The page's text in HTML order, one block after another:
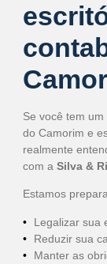
Se você tem
do Camorim e
realmente
com a Silva &
Estamos
Legalizar sua
Reduzir sua
Manter as